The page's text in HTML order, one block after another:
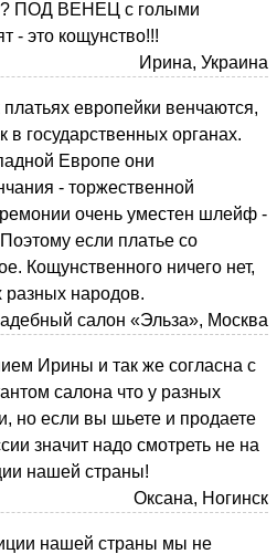
ПОД ВЕНЕЦ с голыми
- это кощунство!!!
Ирина, Украина
европейки венчаются,
государственных органах.
Европе они
- торжественной
очень уместен шлейф -
если платье со
Кощунственного ничего нет,
разных народов.
салон «Эльза», Москва
Ирины и так же согласна с
салона что у разных
но если вы шьете и продаете
значит надо смотреть не на
нашей страны!
Оксана, Ногинск
нашей страны мы не